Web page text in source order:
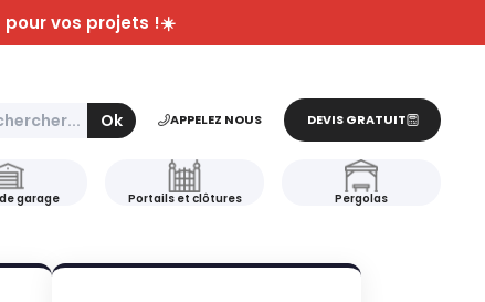
pour vos projets !☀️
Ok APPELEZ NOUS DEVIS GRATUIT
garage Portails et clôtures Pergolas